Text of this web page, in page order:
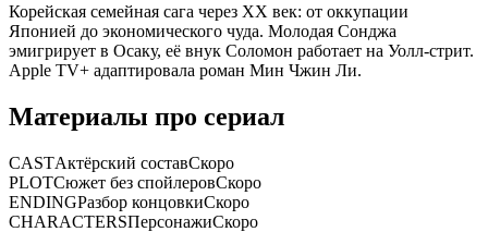
Корейская семейная сага через ХХ век: от оккупации
Японией до экономического чуда. Молодая Сонджа
эмигрирует в Осаку, её внук Соломон работает на Уолл-стрит.
Apple TV+ адаптировала роман Мин Чжин Ли.
Материалы про сериал
CASTАктёрский составСкоро
PLOTСюжет без спойлеровСкоро
ENDINGРазбор концовкиСкоро
CHARACTERSПерсонажиСкоро